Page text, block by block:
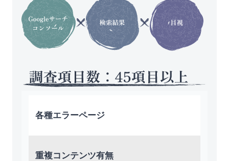
各種エラーページ
重複コンテンツ有無